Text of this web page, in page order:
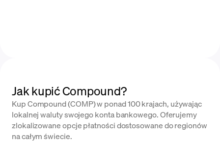
Jak kupić Compound?
Kup Compound (COMP) w ponad 100 krajach, używając
lokalnej waluty swojego konta bankowego. Oferujemy
zlokalizowane opcje płatności dostosowane do regionów
na całym świecie.